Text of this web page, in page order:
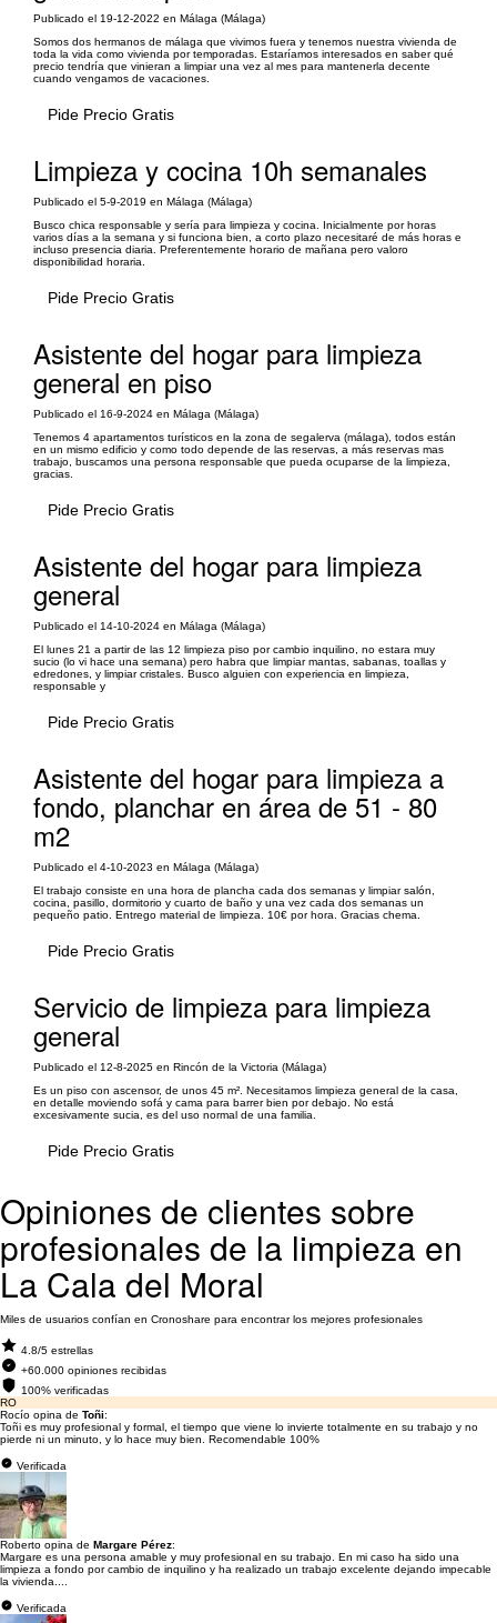
Publicado el 19-12-2022 en Málaga (Málaga)
Somos dos hermanos de málaga que vivimos fuera y tenemos nuestra vivienda de
toda la vida como vivienda por temporadas. Estaríamos interesados en saber qué
precio tendría que vinieran a limpiar una vez al mes para mantenerla decente
cuando vengamos de vacaciones.
Pide Precio Gratis
Limpieza y cocina 10h semanales
Publicado el 5-9-2019 en Málaga (Málaga)
Busco chica responsable y sería para limpieza y cocina. Inicialmente por horas
varios días a la semana y si funciona bien, a corto plazo necesitaré de más horas e
incluso presencia diaria. Preferentemente horario de mañana pero valoro
disponibilidad horaria.
Pide Precio Gratis
Asistente del hogar para limpieza
general en piso
Publicado el 16-9-2024 en Málaga (Málaga)
Tenemos 4 apartamentos turísticos en la zona de segalerva (málaga), todos están
en un mismo edificio y como todo depende de las reservas, a más reservas mas
trabajo, buscamos una persona responsable que pueda ocuparse de la limpieza,
gracias.
Pide Precio Gratis
Asistente del hogar para limpieza
general
Publicado el 14-10-2024 en Málaga (Málaga)
El lunes 21 a partir de las 12 limpieza piso por cambio inquilino, no estara muy
sucio (lo vi hace una semana) pero habra que limpiar mantas, sabanas, toallas y
edredones, y limpiar cristales. Busco alguien con experiencia en limpieza,
responsable y
Pide Precio Gratis
Asistente del hogar para limpieza a
fondo, planchar en área de 51 - 80
m2
Publicado el 4-10-2023 en Málaga (Málaga)
El trabajo consiste en una hora de plancha cada dos semanas y limpiar salón,
cocina, pasillo, dormitorio y cuarto de baño y una vez cada dos semanas un
pequeño patio. Entrego material de limpieza. 10€ por hora. Gracias chema.
Pide Precio Gratis
Servicio de limpieza para limpieza
general
Publicado el 12-8-2025 en Rincón de la Victoria (Málaga)
Es un piso con ascensor, de unos 45 m². Necesitamos limpieza general de la casa,
en detalle moviendo sofá y cama para barrer bien por debajo. No está
excesivamente sucia, es del uso normal de una familia.
Pide Precio Gratis
Opiniones de clientes sobre
profesionales de la limpieza en
La Cala del Moral
Miles de usuarios confían en Cronoshare para encontrar los mejores profesionales
4.8/5 estrellas
+60.000 opiniones recibidas
100% verificadas
RO
Rocío opina de Toñi:
Toñi es muy profesional y formal, el tiempo que viene lo invierte totalmente en su trabajo y no
pierde ni un minuto, y lo hace muy bien. Recomendable 100%
Verificada
Roberto opina de Margare Pérez:
Margare es una persona amable y muy profesional en su trabajo. En mi caso ha sido una
limpieza a fondo por cambio de inquilino y ha realizado un trabajo excelente dejando impecable
la vivienda....
Verificada